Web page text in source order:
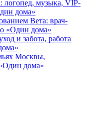
логопед, музыка, VIP-
дома»
Вета: врач-
«Один дома»
и забота, работа
Москвы,
дома»